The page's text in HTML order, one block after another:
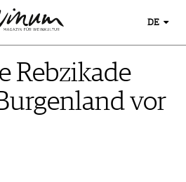
DE
Rebzikade
vor